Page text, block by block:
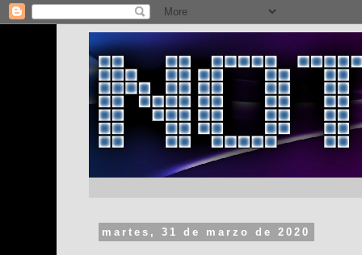
martes, 31 de marzo de 2020